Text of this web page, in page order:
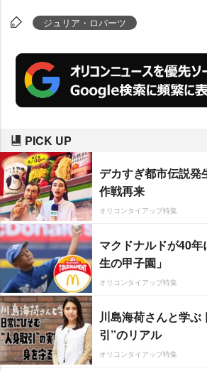
ジュリア・ロバーツ
PICK UP
デカすぎ都市伝説
作戦再来
オリコンタイアップ特集
マクドナルドが40
生の甲子園」
オリコンタイアップ特集
川島海荷さんと学ぶ
引”のリアル
オリコンタイアップ特集